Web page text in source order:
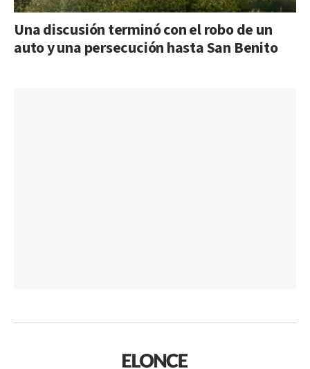
Una discusión terminó con el robo de un
auto y una persecución hasta San Benito